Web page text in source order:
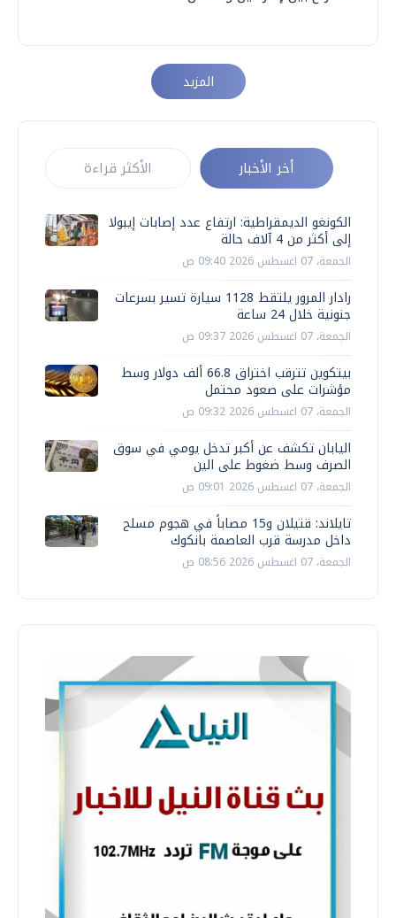
المزيد
أخر الأخبار الأكثر قراءة
الكونغو الديمقراطية: ارتفاع عدد إصابات إيبولا
إلى أكثر من 4 آلاف حالة
الجمعة، 07 اغسطس 2026 09:40 ص
رادار المرور يلتقط 1128 سيارة تسير بسرعات
جنونية خلال 24 ساعة
الجمعة، 07 اغسطس 2026 09:37 ص
بيتكوين تترقب اختراق 66.8 ألف دولار وسط
مؤشرات على صعود محتمل
الجمعة، 07 اغسطس 2026 09:32 ص
اليابان تكشف عن أكبر تدخل يومي في سوق
الصرف وسط ضغوط على الين
الجمعة، 07 اغسطس 2026 09:01 ص
تايلاند: قتيلان و15 مصاباً في هجوم مسلح
داخل مدرسة قرب العاصمة بانكوك
الجمعة، 07 اغسطس 2026 08:56 ص